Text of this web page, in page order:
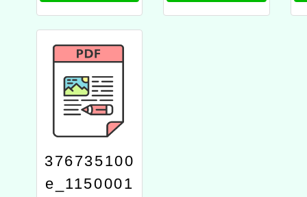
376735100
e_1150001